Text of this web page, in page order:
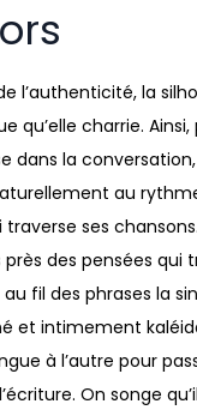
l’authenticité, la
qu’elle charrie.
dans la
au
ses
près des pensées qui
fil des phrases la
et intimement
à l’autre pour
On songe